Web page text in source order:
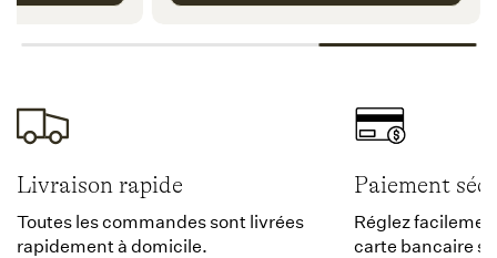
Livraison rapide
Toutes les commandes sont livrées
rapidement à domicile.
Paiement
Réglez
carte bancaire